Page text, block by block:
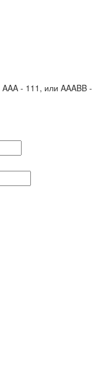
AAA - 111 , или AAABB -